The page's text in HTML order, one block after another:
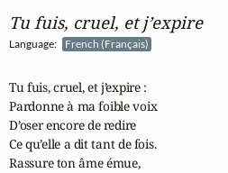
Tu fuis, cruel, et j’expire
Language: French (Français)
Tu fuis, cruel, et j’expire :
Pardonne à ma foible voix
D’oser encore de redire
Ce qu’elle a dit tant de fois.
Rassure ton âme émue,